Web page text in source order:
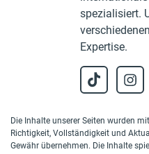
spezialisiert.
Expertise.
Die Inhalte unserer Seiten wurden
Richtigkeit, Vollständigkeit und
Gewähr übernehmen. Die Inhalte